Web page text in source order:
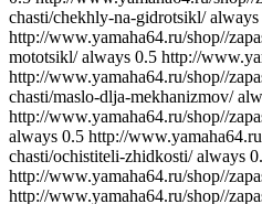
chasti/chekhly-na-gidrotsikl/ always
http://www.yamaha64.ru/shop//
mototsikl/ always 0.5 http://
http://www.yamaha64.ru/shop//
chasti/maslo-dlja-mekhanizmov/
http://www.yamaha64.ru/shop//
always 0.5 http://
chasti/ochistiteli-zhidkosti/ always
http://www.yamaha64.ru/shop//
http://www.yamaha64.ru/shop//